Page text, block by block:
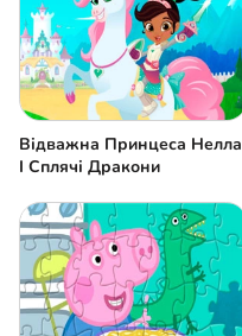
Відважна Принцеса Нелла
І Сплячі Дракони